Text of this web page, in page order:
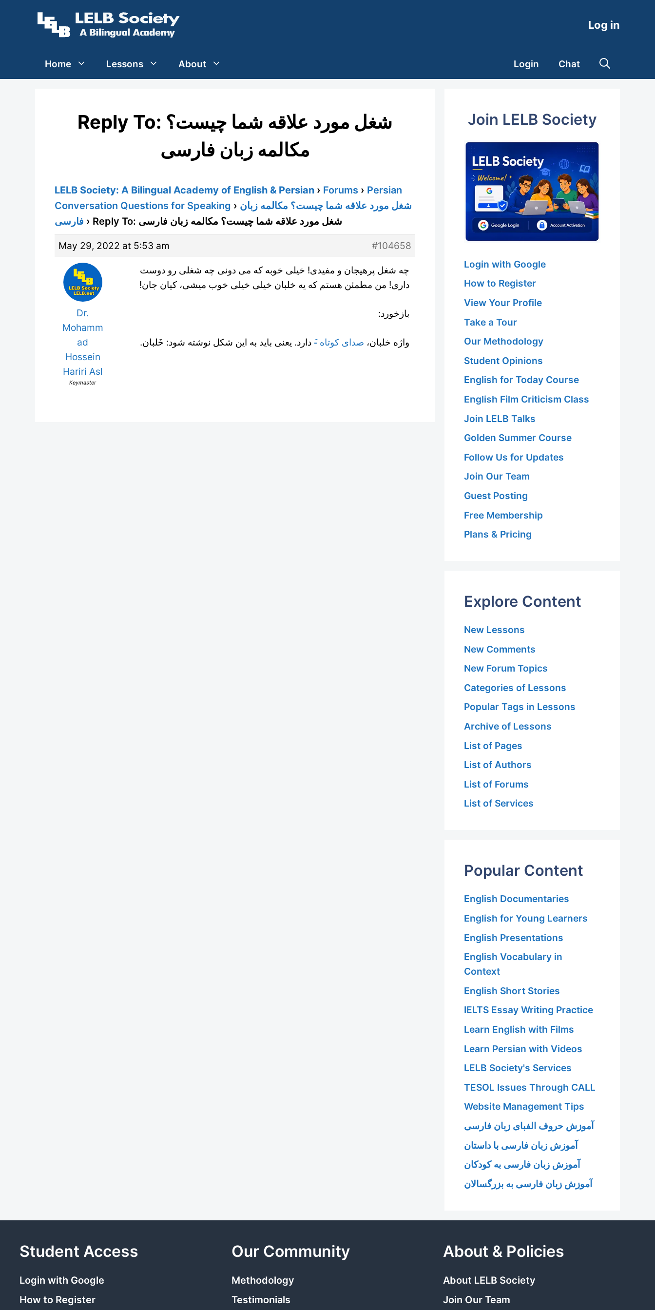
Log in
Home Lessons About Login Chat
Reply To: شغل مورد علاقه شما چیست؟
مکالمه زبان فارسی
LELB Society: A Bilingual Academy of English & Persian › Forums › Persian
Conversation Questions for Speaking › شغل مورد علاقه شما چیست؟ مکالمه زبان
فارسی › Reply To: شغل مورد علاقه شما چیست؟ مکالمه زبان فارسی
May 29, 2022 at 5:53 am #104658
Dr.
Mohamm
ad
Hossein
Hariri Asl
Keymaster
چه شغل پرهیجان و مفیدی! خیلی خوبه که می دونی چه شغلی رو دوست
داری! من مطمئن هستم که یه خلبان خیلی خیلی خوب میشی، کیان جان!
بازخورد:
واژه خلبان، صدای کوتاه -َ دارد. یعنی باید به این شکل نوشته شود: خَلبان.
Join LELB Society
Login with Google
How to Register
View Your Profile
Take a Tour
Our Methodology
Student Opinions
English for Today Course
English Film Criticism Class
Join LELB Talks
Golden Summer Course
Follow Us for Updates
Join Our Team
Guest Posting
Free Membership
Plans & Pricing
Explore Content
New Lessons
New Comments
New Forum Topics
Categories of Lessons
Popular Tags in Lessons
Archive of Lessons
List of Pages
List of Authors
List of Forums
List of Services
Popular Content
English Documentaries
English for Young Learners
English Presentations
English Vocabulary in
Context
English Short Stories
IELTS Essay Writing Practice
Learn English with Films
Learn Persian with Videos
LELB Society's Services
TESOL Issues Through CALL
Website Management Tips
آموزش حروف الفبای زبان فارسی
آموزش زبان فارسی با داستان
آموزش زبان فارسی به کودکان
آموزش زبان فارسی به بزرگسالان
Student Access
Login with Google
How to Register
Our Community
Methodology
Testimonials
About & Policies
About LELB Society
Join Our Team